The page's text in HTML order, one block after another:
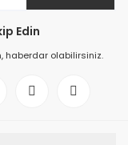
Edin
haberdar olabilirsiniz.